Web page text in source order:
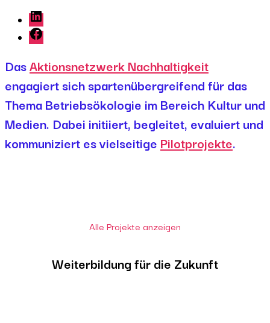
LinkedIn
Facebook
DasAktionsnetzwerk Nachhaltigkeit
engagiert sich spartenübergreifend für das
Thema Betriebsökologie im Bereich Kultur und
Medien. Dabei initiiert, begleitet, evaluiert und
kommuniziert es vielseitige Pilotprojekte.
Alle Projekte anzeigen
Weiterbildung für die Zukunft